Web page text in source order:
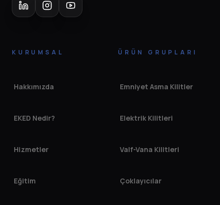
KURUMSAL
Hakkımızda
EKED Nedir?
Hizmetler
Eğitim
ÜRÜN GRUPLARI
Emniyet Asma Kilitler
Elektrik Kilitleri
Valf-Vana Kilitleri
Çoklayıcılar